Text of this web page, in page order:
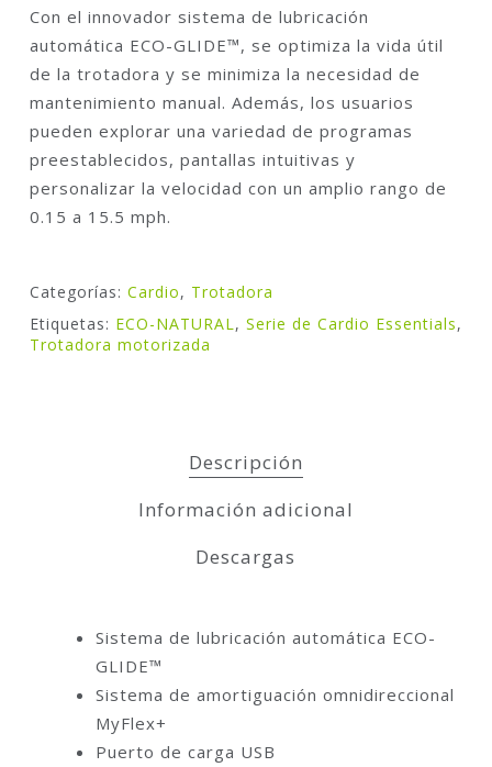
Con el innovador sistema de lubricación
automática ECO-GLIDE™, se optimiza la vida útil
de la trotadora y se minimiza la necesidad de
mantenimiento manual. Además, los usuarios
pueden explorar una variedad de programas
preestablecidos, pantallas intuitivas y
personalizar la velocidad con un amplio rango de
0.15 a 15.5 mph.
Categorías: Cardio, Trotadora
Etiquetas: ECO-NATURAL, Serie de Cardio Essentials,
Trotadora motorizada
Descripción
Información adicional
Descargas
Sistema de lubricación automática ECO-
GLIDE™
Sistema de amortiguación omnidireccional
MyFlex+
Puerto de carga USB